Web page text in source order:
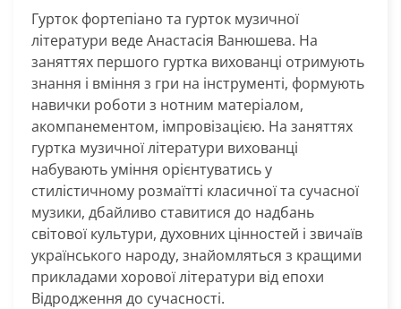
Гурток фортепіано та гурток музичної
літератури веде Анастасія Ванюшева. На
заняттях першого гуртка вихованці отримують
знання і вміння з гри на інструменті, формують
навички роботи з нотним матеріалом,
акомпанементом, імпровізацією. На заняттях
гуртка музичної літератури вихованці
набувають уміння орієнтуватись у
стилістичному розмаїтті класичної та сучасної
музики, дбайливо ставитися до надбань
світової культури, духовних цінностей і звичаїв
українського народу, знайомляться з кращими
прикладами хорової літератури від епохи
Відродження до сучасності.